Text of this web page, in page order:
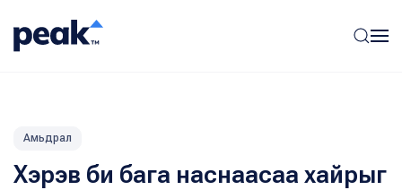
Амьдрал
Хэрэв би бага наснаасаа хайрыг